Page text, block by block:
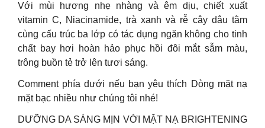
Với mùi hương nhẹ nhàng và êm dịu, chiết xuất
vitamin C, Niacinamide, trà xanh và rễ cây dâu tằm
cùng cấu trúc ba lớp có tác dụng ngăn không cho tinh
chất bay hơi hoàn hảo phục hồi đôi mắt sẫm màu,
trông buồn tẻ trở lên tươi sáng.
Comment phía dưới nếu bạn yêu thích Dòng mặt nạ
mặt bạc nhiều như chúng tôi nhé!
DƯỠNG DA SÁNG MỊN VỚI MẶT NẠ BRIGHTENING